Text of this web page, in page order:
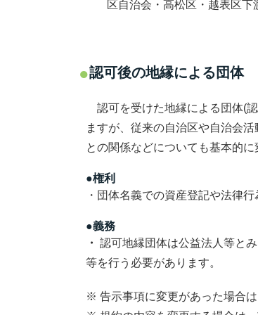
区自治会・高松区・越表区
認可後の地縁による団体
認可を受けた地縁による団体(
ますが、従来の自治区や自治会
との関係などについても基本的に
●権利
・団体名義での資産登記や法律
●義務
・ 認可地縁団体は公益法人等と
等を行う必要があります。
※ 告示事項に変更があった場合